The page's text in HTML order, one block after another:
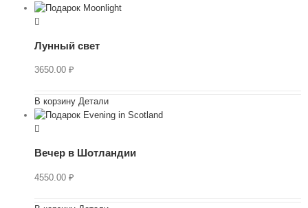
Лунный свет
3650.00 ₽
В корзину Детали
Вечер в Шотландии
4550.00 ₽